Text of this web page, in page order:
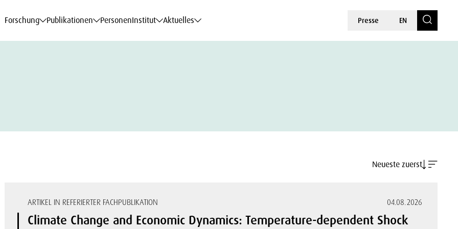
Forschung Publikationen PersonenInstitut Aktuelles Presse EN
Neueste zuerst
ARTIKEL IN REFERIERTER FACHPUBLIKATION 04.08.2026
Climate Change and Economic Dynamics: Temperature-dependent Shock